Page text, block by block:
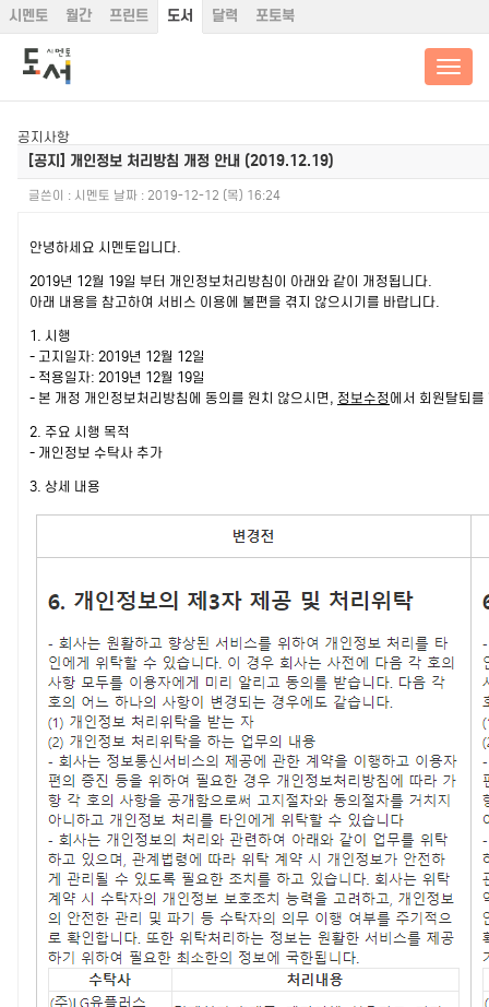
시멘토 월간 프린트 도서 달력 포토북
공지사항
[공지] 개인정보 처리방침 개정 안내 (2019.12.19)
글쓴이 : 시멘토 날짜 : 2019-12-12 (목) 16:24
안녕하세요 시멘토입니다.
2019년 12월 19일 부터 개인정보처리방침이 아래와 같이 개정됩니다.
아래 내용을 참고하여 서비스 이용에 불편을 겪지 않으시기를 바랍니다.
1. 시행
- 고지일자: 2019년 12월 12일
- 적용일자: 2019년 12월 19일
- 본 개정 개인정보처리방침에 동의를 원치 않으시면, 정보수정에서 회원탈퇴
2. 주요 시행 목적
- 개인정보 수탁사 추가
3. 상세 내용